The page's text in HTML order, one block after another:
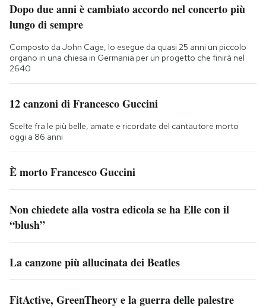
Dopo due anni è cambiato accordo nel concerto più
lungo di sempre
Composto da John Cage, lo esegue da quasi 25 anni un piccolo
organo in una chiesa in Germania per un progetto che finirà nel
2640
12 canzoni di Francesco Guccini
Scelte fra le più belle, amate e ricordate del cantautore morto
oggi a 86 anni
È morto Francesco Guccini
Non chiedete alla vostra edicola se ha Elle con il
“blush”
La canzone più allucinata dei Beatles
FitActive, GreenTheory e la guerra delle palestre